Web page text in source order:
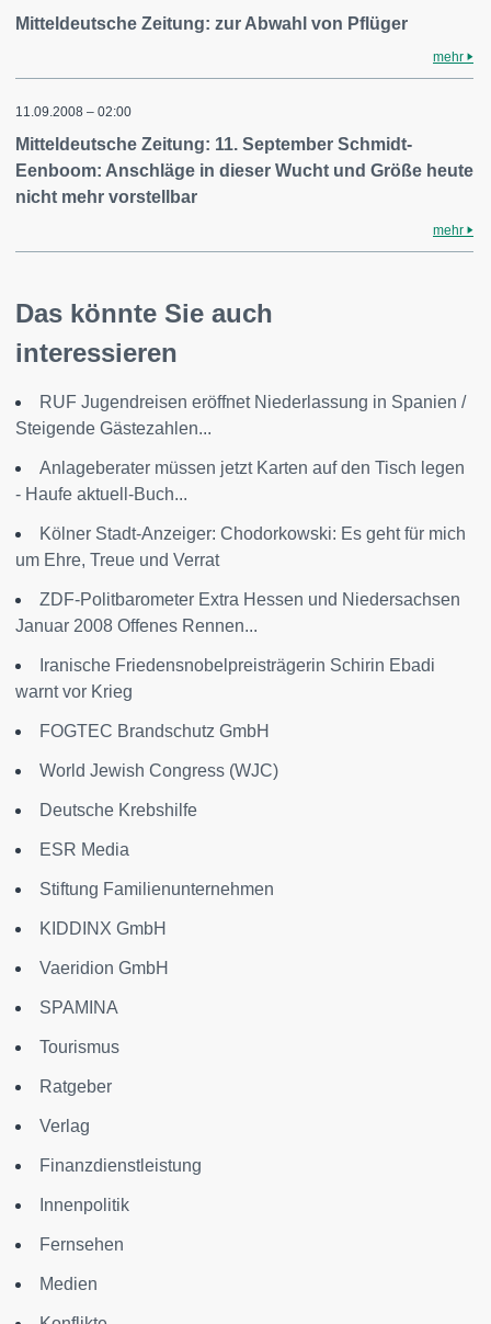
Mitteldeutsche Zeitung: zur Abwahl von Pflüger
mehr
11.09.2008 – 02:00
Mitteldeutsche Zeitung: 11. September Schmidt-
Eenboom: Anschläge in dieser Wucht und Größe heute
nicht mehr vorstellbar
mehr
Das könnte Sie auch
interessieren
RUF Jugendreisen eröffnet Niederlassung in Spanien /
Steigende Gästezahlen...
Anlageberater müssen jetzt Karten auf den Tisch legen
- Haufe aktuell-Buch...
Kölner Stadt-Anzeiger: Chodorkowski: Es geht für mich
um Ehre, Treue und Verrat
ZDF-Politbarometer Extra Hessen und Niedersachsen
Januar 2008 Offenes Rennen...
Iranische Friedensnobelpreisträgerin Schirin Ebadi
warnt vor Krieg
FOGTEC Brandschutz GmbH
World Jewish Congress (WJC)
Deutsche Krebshilfe
ESR Media
Stiftung Familienunternehmen
KIDDINX GmbH
Vaeridion GmbH
SPAMINA
Tourismus
Ratgeber
Verlag
Finanzdienstleistung
Innenpolitik
Fernsehen
Medien